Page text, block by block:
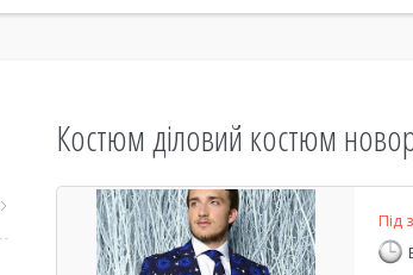
Костюм діловий костюм
Під